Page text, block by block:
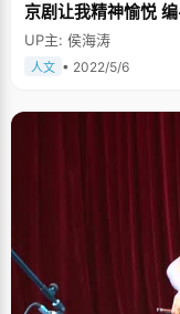
京剧让我精神愉悦
UP主: 侯海涛
人文 • 2022/5/6